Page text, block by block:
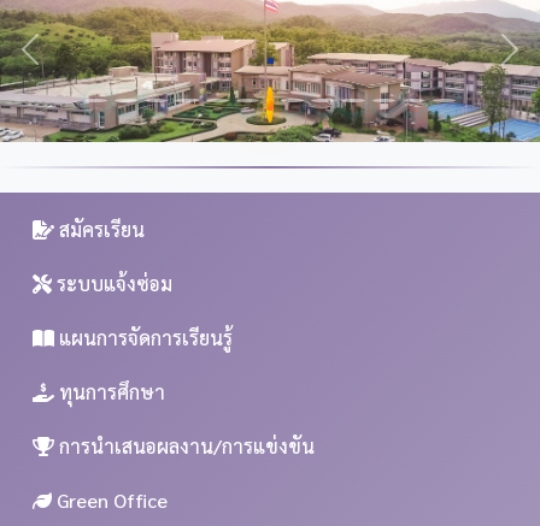
.
Previous
สมัครเรียน
ระบบแจ้งซ่อม
แผนการจัดการเรียนรู้
ทุนการศึกษา
การนำเสนอผลงาน/การแข่งขัน
Green Office